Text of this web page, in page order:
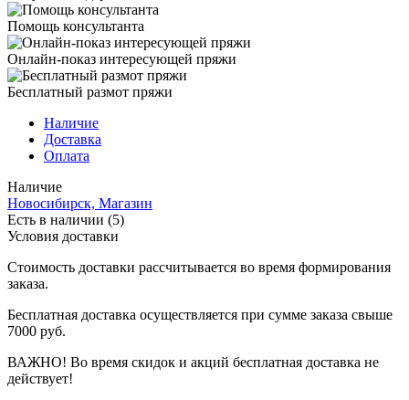
Помощь консультанта
Онлайн-показ интересующей пряжи
Бесплатный размот пряжи
Наличие
Доставка
Оплата
Наличие
Новосибирск, Магазин
Есть в наличии (5)
Условия доставки
Стоимость доставки рассчитывается во время формирования
заказа.
Бесплатная доставка осуществляется при сумме заказа свыше
7000 руб.
ВАЖНО! Во время скидок и акций бесплатная доставка не
действует!